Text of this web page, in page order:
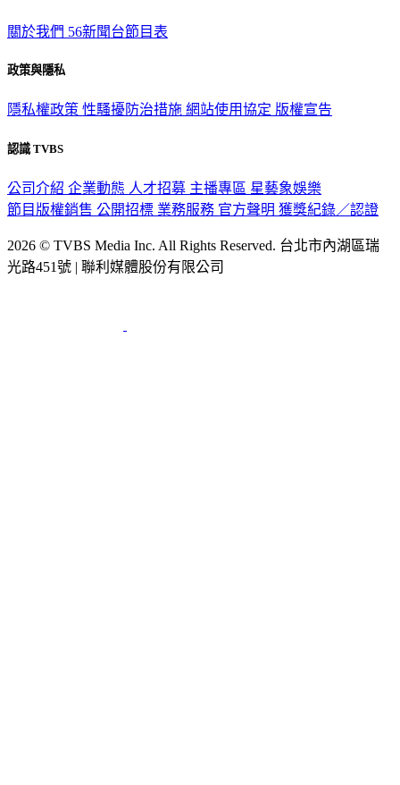
關於我們 56新聞台節目表
政策與隱私
隱私權政策 性騷擾防治措施 網站使用協定 版權宣告
認識 TVBS
公司介紹 企業動態 人才招募 主播專區 星藝象娛樂
節目版權銷售 公開招標 業務服務 官方聲明 獲獎紀錄／認證
2026 © TVBS Media Inc. All Rights Reserved. 台北市內湖區瑞
光路451號 | 聯利媒體股份有限公司